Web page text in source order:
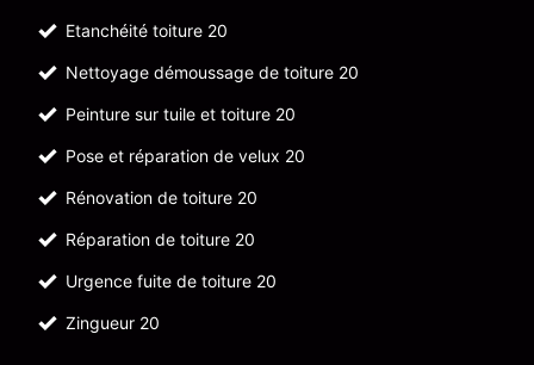
Etanchéité toiture 20
Nettoyage démoussage de toiture 20
Peinture sur tuile et toiture 20
Pose et réparation de velux 20
Rénovation de toiture 20
Réparation de toiture 20
Urgence fuite de toiture 20
Zingueur 20